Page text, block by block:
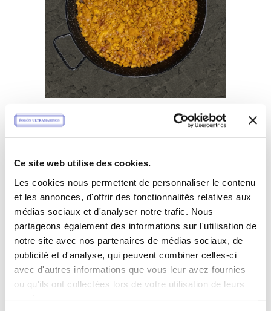
Ce site web utilise des cookies.
Les cookies nous permettent de personnaliser le contenu
et les annonces, d'offrir des fonctionnalités relatives aux
médias sociaux et d'analyser notre trafic. Nous
partageons également des informations sur l'utilisation de
notre site avec nos partenaires de médias sociaux, de
publicité et d'analyse, qui peuvent combiner celles-ci
avec d'autres informations que vous leur avez fournies
ou qu'ils ont collectées lors de votre utilisation de leurs
VOIR LES PRODUITS
* Riz en Paella
« a banda sin
–115,00€Plage
de
115,00 €
VOIR LES PRODUITS